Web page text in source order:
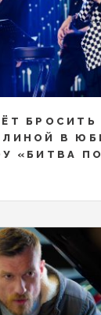
БРОСИТЬ
В
«БИТВА